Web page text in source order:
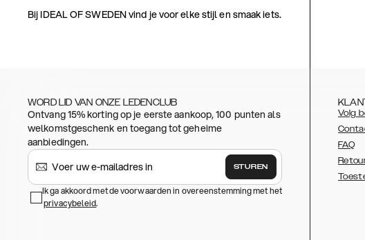
Bij IDEAL OF SWEDEN vind je voor elke stijl en smaak iets.
WORD LID VAN ONZE LEDENCLUB
Ontvang 15% korting op je eerste aankoop, 100 punten als
welkomstgeschenk en toegang tot geheime
aanbiedingen.
STUREN
Ik ga akkoord met de voorwaarden in overeenstemming met het
privacybeleid.
Volg
FAQ